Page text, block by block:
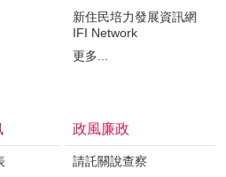
新住民培力發展資訊網
IFI Network
更多...
政風廉政
請託關說查察